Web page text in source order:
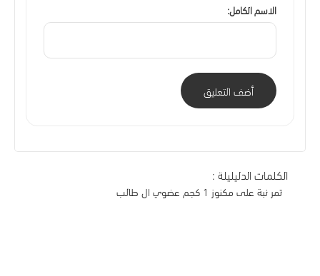
الاسم الكامل:
أضف التعليق
الكلمات الدليليلة :
تمر نبة على مكنوز 1 كجم عضوي ال طالب